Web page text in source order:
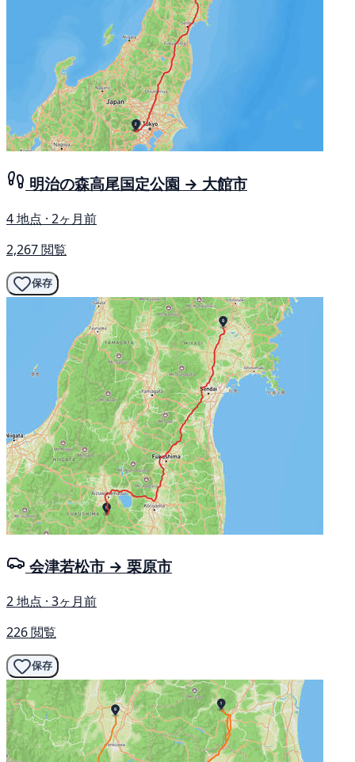
明治の森高尾国定公園 → 大館市
4 地点 · 2ヶ月前
2,267 閲覧
保存
会津若松市 → 栗原市
2 地点 · 3ヶ月前
226 閲覧
保存